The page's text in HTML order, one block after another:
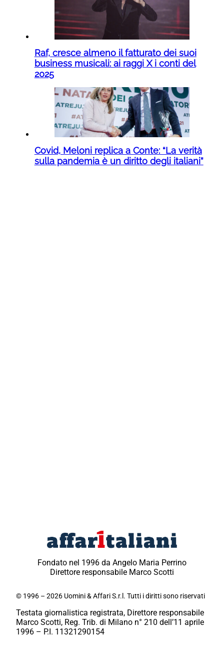
Raf, cresce almeno il fatturato dei suoi
business musicali: ai raggi X i conti del
2025
Covid, Meloni replica a Conte: “La verità
sulla pandemia è un diritto degli italiani”
Fondato nel 1996 da Angelo Maria Perrino
Direttore responsabile Marco Scotti
© 1996 – 2026 Uomini & Affari S.r.l. Tutti i diritti sono riservati
Testata giornalistica registrata, Direttore responsabile
Marco Scotti, Reg. Trib. di Milano n° 210 dell’11 aprile
1996 – P.I. 11321290154